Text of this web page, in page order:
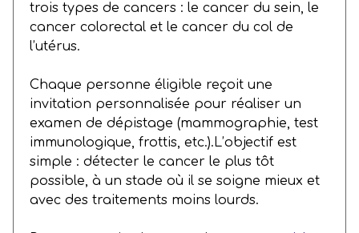
trois types de cancers : le cancer du sein, le
cancer colorectal et le cancer du col de
l’utérus.
Chaque personne éligible reçoit une
invitation personnalisée pour réaliser un
examen de dépistage (mammographie, test
immunologique, frottis, etc.).L’objectif est
simple : détecter le cancer le plus tôt
possible, à un stade où il se soigne mieux et
avec des traitements moins lourds.